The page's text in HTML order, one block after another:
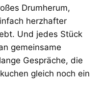
Drumherum,
herzhafter
Und jedes Stück
gemeinsame
Gespräche, die
gleich noch ein